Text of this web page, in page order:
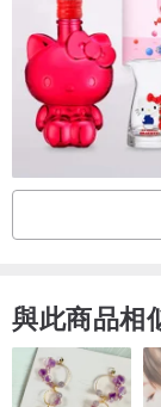
│使用方法│
‧本產品內容物以
中沖泡。
【熱泡】
‧以約300c.c熱水沖
│注意事項│
‧本產品「經期」
與此商品相